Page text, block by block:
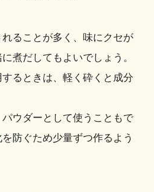
ることが多く、味にクセが
煮だしてもよいでしょう。
るときは、軽く砕くと成分
ウダーとして使うこともで
防ぐため少量ずつ作るよう